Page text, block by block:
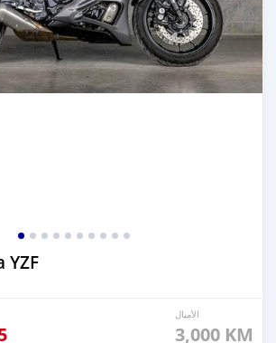
YZF
الأميال
3,000 KM